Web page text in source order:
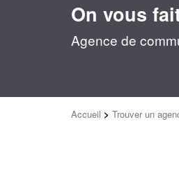
On vous
Agence de
Accueil > Trouver un